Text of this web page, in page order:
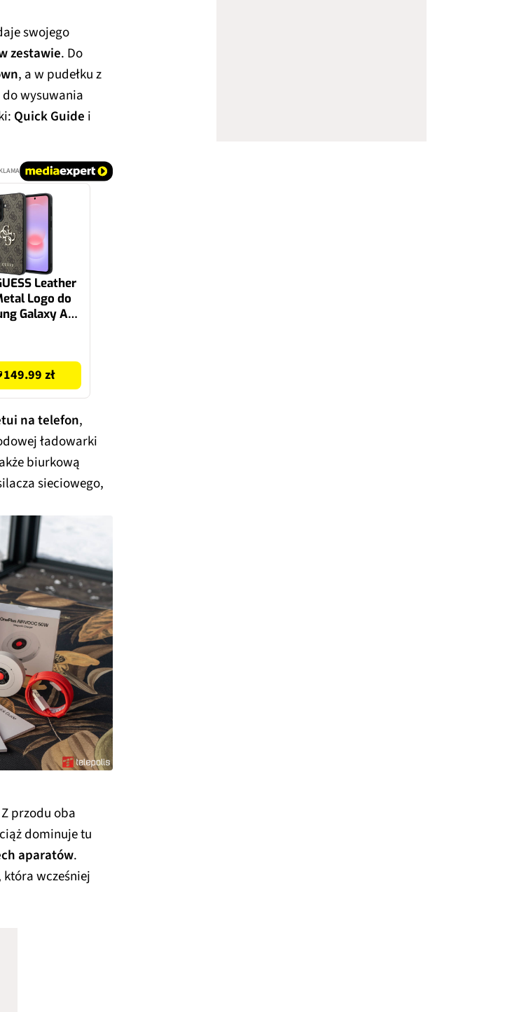
swojego
zestawie. Do
, a w pudełku z
do wysuwania
Quick Guide i
Leather
Logo do
Galaxy A37
149.99 zł
na telefon,
ładowarki
biurkową
sieciowego,
przodu oba
dominuje tu
aparatów.
wcześniej